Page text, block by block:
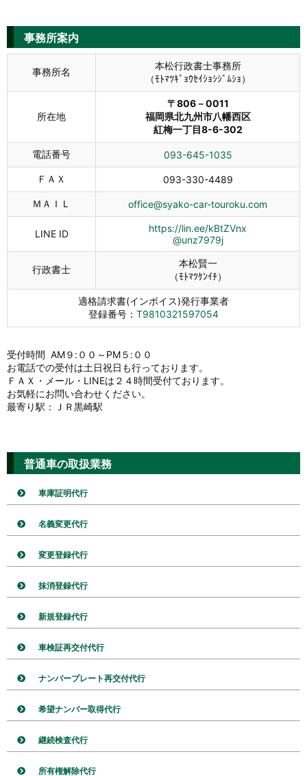
事務所案内
事務所名
本松行政書士事務所
（ﾓﾄﾏﾂｷﾞｮｳｾｲｼｮｼｼﾞﾑｼｮ）
所在地
〒806－0011
福岡県北九州市八幡西区
紅梅一丁目8-6-302
電話番号 093-645-1035
ＦＡＸ 093-330-4489
ＭＡＩＬ office@syako-car-touroku.com
LINE ID
https://lin.ee/kBtZVnx
@unz7979j
行政書士
本松賢一
（ﾓﾄﾏﾂｹﾝｲﾁ）
適格請求書(インボイス)発行事業者
登録番号： T9810321597054
受付時間 AM９:００～PM５:００
お電話での受付は土日祝日も行っております。
ＦＡＸ・メール・LINEは２４時間受付ております。
お気軽にお問い合わせください。
最寄り駅：ＪＲ黒崎駅
普通車の取扱業務
車庫証明代行
名義変更代行
変更登録代行
抹消登録代行
新規登録代行
車検証再交付代行
ナンバープレート再交付代行
希望ナンバー取得代行
継続検査代行
所有権解除代行